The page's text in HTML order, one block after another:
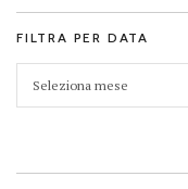
FILTRA PER DATA